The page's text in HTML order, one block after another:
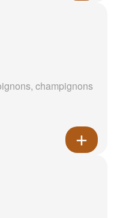
champignons